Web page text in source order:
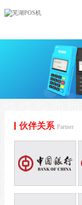
伙伴关系 Partner